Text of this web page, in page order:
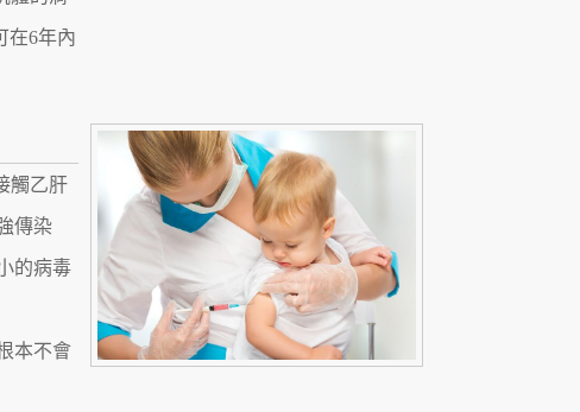
在6年內
觸乙肝
傳染
的病毒
本不會